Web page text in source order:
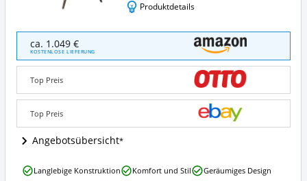
Produktdetails
Vintage-
Line
Clubsessel
Roslin
Leder
Stoff
Echtleder
Cocktailsessel
Angebote:
Wo
dieser
ca. 1.049 €
KOSTENLOSE LIEFERUNG
Top Preis
Top Preis
Angebotsübersicht
Vintage-
Langlebige Konstruktion Komfort und Stil
Geräumiges Design